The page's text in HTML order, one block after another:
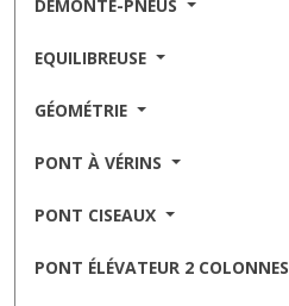
DÉMONTE-PNEUS
EQUILIBREUSE
GÉOMÉTRIE
PONT À VÉRINS
PONT CISEAUX
PONT ÉLÉVATEUR 2 COLONNES